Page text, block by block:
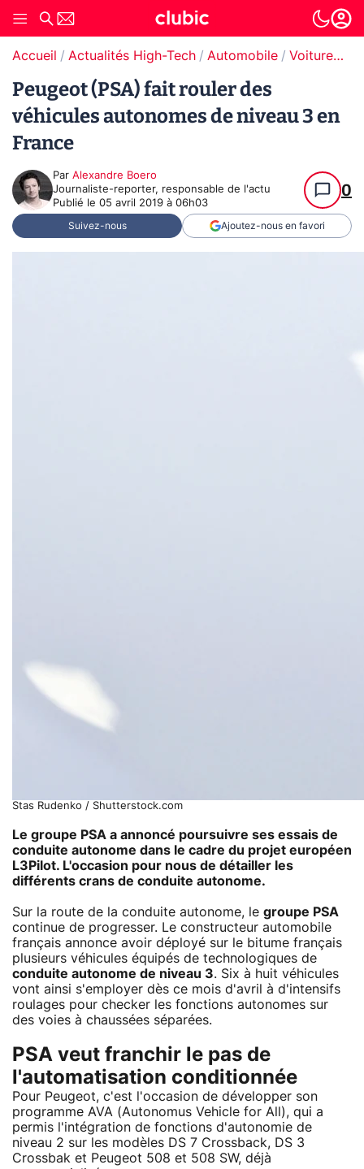
Accueil Actualités High-Tech Automobile Voitures autonomes
Peugeot (PSA) fait rouler des
véhicules autonomes de niveau 3 en
France
Par Alexandre Boero
Journaliste-reporter, responsable de l'actu
Publié le 05 avril 2019 à 06h03
0
Suivez-nous Ajoutez-nous en favori
Stas Rudenko / Shutterstock.com
Le groupe PSA a annoncé poursuivre ses essais de
conduite autonome dans le cadre du projet européen
L3Pilot. L'occasion pour nous de détailler les
différents crans de conduite autonome.
Sur la route de la conduite autonome, le groupe PSA
continue de progresser. Le constructeur automobile
français annonce avoir déployé sur le bitume français
plusieurs véhicules équipés de technologiques de
conduite autonome de niveau 3. Six à huit véhicules
vont ainsi s'employer dès ce mois d'avril à d'intensifs
roulages pour checker les fonctions autonomes sur
des voies à chaussées séparées.
PSA veut franchir le pas de
l'automatisation conditionnée
Pour Peugeot, c'est l'occasion de développer son
programme AVA (Autonomus Vehicle for All), qui a
permis l'intégration de fonctions d'autonomie de
niveau 2 sur les modèles DS 7 Crossback, DS 3
Crossbak et Peugeot 508 et 508 SW, déjà